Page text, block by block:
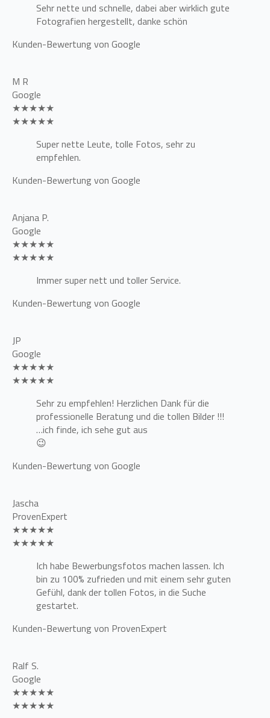
Sehr nette und schnelle, dabei aber wirklich gute
Fotografien hergestellt, danke schön
Kunden-Bewertung von Google
M R
Google
★★★★★
★★★★★
Super nette Leute, tolle Fotos, sehr zu
empfehlen.
Kunden-Bewertung von Google
Anjana P.
Google
★★★★★
★★★★★
Immer super nett und toller Service.
Kunden-Bewertung von Google
JP
Google
★★★★★
★★★★★
Sehr zu empfehlen! Herzlichen Dank für die
professionelle Beratung und die tollen Bilder !!!
…ich finde, ich sehe gut aus
😉
Kunden-Bewertung von Google
Jascha
ProvenExpert
★★★★★
★★★★★
Ich habe Bewerbungsfotos machen lassen. Ich
bin zu 100% zufrieden und mit einem sehr guten
Gefühl, dank der tollen Fotos, in die Suche
gestartet.
Kunden-Bewertung von ProvenExpert
Ralf S.
Google
★★★★★
★★★★★